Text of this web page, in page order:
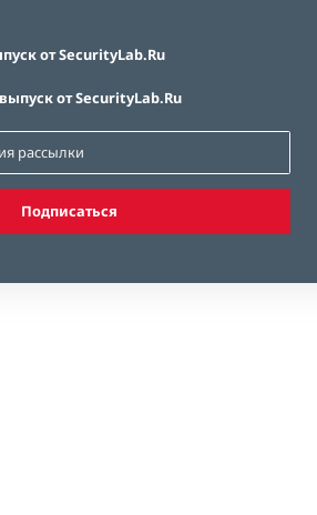
от SecurityLab.Ru
от SecurityLab.Ru
Подписаться